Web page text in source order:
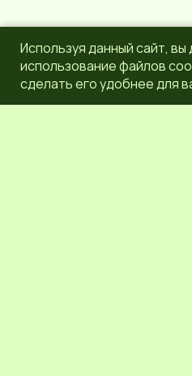
Используя данный сайт, вы
использование файлов
сделать его удобнее для